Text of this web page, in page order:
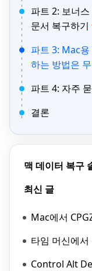
파트 2: 보너
문서 복구하기
파트 3: Mac
하는 방법은
파트 4: 자주
결론
맥 데이터 복구
최신 글
Mac에서
타임 머신에
Control Alt